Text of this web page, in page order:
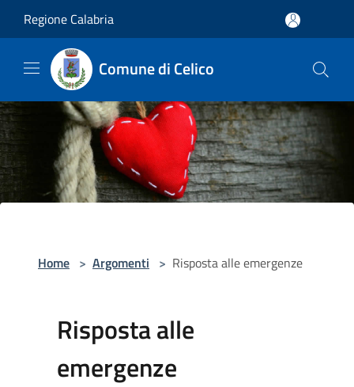
Regione Calabria
Comune di Celico
Home > Argomenti > Risposta alle emergenze
Risposta alle
emergenze